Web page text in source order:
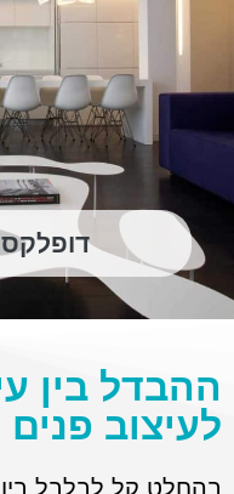
ההבדל בין
לעיצוב פנים
בהחלט קל לבלבל בין